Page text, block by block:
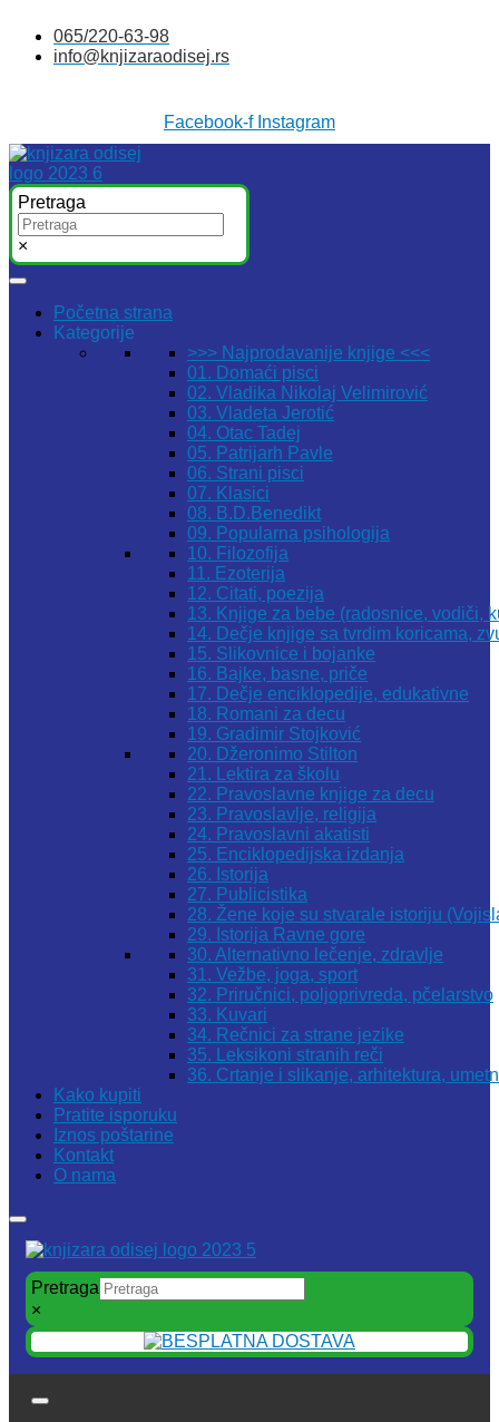
sadržaj
065/220-63-98
info@knjizaraodisej.rs
Facebook-f Instagram
Pretraga
×
Početna strana
Kategorije
>>> Najprodavanije knjige <<<
01. Domaći pisci
02. Vladika Nikolaj Velimirović
03. Vladeta Jerotić
04. Otac Tadej
05. Patrijarh Pavle
06. Strani pisci
07. Klasici
08. B.D.Benedikt
09. Popularna psihologija
10. Filozofija
11. Ezoterija
12. Citati, poezija
13. Knjige za bebe (radosnice, vodiči,
14. Dečje knjige sa tvrdim koricama,
15. Slikovnice i bojanke
16. Bajke, basne, priče
17. Dečje enciklopedije, edukativne
18. Romani za decu
19. Gradimir Stojković
20. Džeronimo Stilton
21. Lektira za školu
22. Pravoslavne knjige za decu
23. Pravoslavlje, religija
24. Pravoslavni akatisti
25. Enciklopedijska izdanja
26. Istorija
27. Publicistika
28. Žene koje su stvarale istoriju
29. Istorija Ravne gore
30. Alternativno lečenje, zdravlje
31. Vežbe, joga, sport
32. Priručnici, poljoprivreda, pčelarstvo
33. Kuvari
34. Rečnici za strane jezike
35. Leksikoni stranih reči
36. Crtanje i slikanje, arhitektura,
Kako kupiti
Pratite isporuku
Iznos poštarine
Kontakt
O nama
Pretraga
×